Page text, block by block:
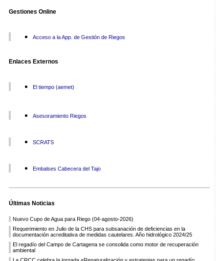
Gestiones Online
Acceso a la App. de Gestión de Riegos
Enlaces Externos
El tiempo (aemet)
Asesoramiento Riegos
SCRATS
Embalses Cabecera del Tajo
Últimas Noticias
Nuevo Cupo de Agua para Riego (04-agosto-2026)
Requerimiento en Julio de la CHS para subsanación de deficiencias en la
documentación acreditativa de medidas cautelares. Año hidrológico 2024/25
El regadío del Campo de Cartagena se consolida como motor de recuperación
ambiental